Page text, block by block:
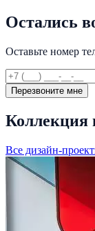
Остались
Оставьте номер
Перезвоните мне
Коллекция
Все дизайн-